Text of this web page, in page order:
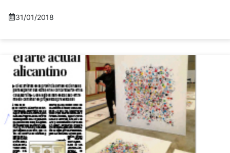
31/01/2018